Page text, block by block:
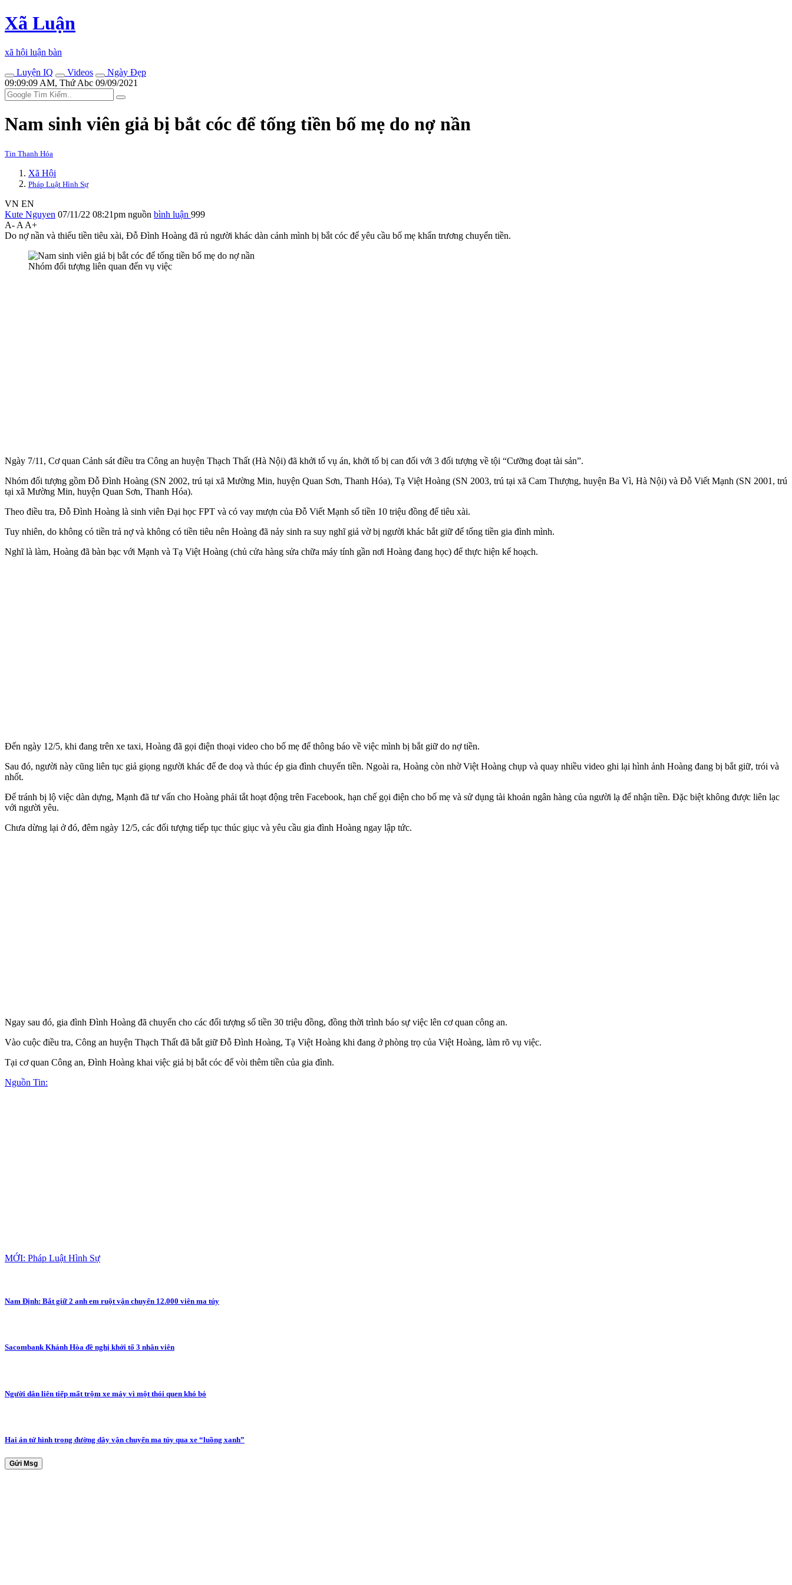
Xã Luận
xã hội luận bàn
Luyện IQ
Videos
Ngày Đẹp
09:09:09 AM, Thứ Abc 09/09/2021
Nam sinh viên giả bị bắt cóc để tống tiền bố mẹ do nợ nần
Tin Thanh Hóa
Xã Hội
Pháp Luật Hình Sự
VN EN
Kute Nguyen 07/11/22 08:21pm nguồn bình luận 999
A- A A+
Do nợ nần và thiếu tiền tiêu xài, Đỗ Đình Hoàng đã rủ người khác dàn cảnh mình bị bắt cóc để yêu cầu bố mẹ khẩn trương chuyển tiền.
Nhóm đối tượng liên quan đến vụ việc
Ngày 7/11, Cơ quan Cảnh sát điều tra Công an huyện Thạch Thất (Hà Nội) đã khởi tố vụ án, khởi tố bị can đối với 3 đối tượng về tội “Cưỡng đoạt tài sản”.
Nhóm đối tượng gồm Đỗ Đình Hoàng (SN 2002, trú tại xã Mường Min, huyện Quan Sơn, Thanh Hóa), Tạ Việt Hoàng (SN 2003, trú tại xã Cam Thượng, huyện Ba Vì, Hà Nội) và Đỗ Viết Mạnh (SN 2001, trú
tại xã Mường Min, huyện Quan Sơn, Thanh Hóa).
Theo điều tra, Đỗ Đình Hoàng là sinh viên Đại học FPT và có vay mượn của Đỗ Viết Mạnh số tiền 10 triệu đồng để tiêu xài.
Tuy nhiên, do không có tiền trả nợ và không có tiền tiêu nên Hoàng đã nảy sinh ra suy nghĩ giả vờ bị người khác bắt giữ để tống tiền gia đình mình.
Nghĩ là làm, Hoàng đã bàn bạc với Mạnh và Tạ Việt Hoàng (chủ cửa hàng sửa chữa máy tính gần nơi Hoàng đang học) để thực hiện kế hoạch.
Đến ngày 12/5, khi đang trên xe taxi, Hoàng đã gọi điện thoại video cho bố mẹ để thông báo về việc mình bị bắt giữ do nợ tiền.
Sau đó, người này cũng liên tục giả giọng người khác để đe doạ và thúc ép gia đình chuyển tiền. Ngoài ra, Hoàng còn nhờ Việt Hoàng chụp và quay nhiều video ghi lại hình ảnh Hoàng đang bị bắt giữ, trói và
nhốt.
Để tránh bị lộ việc dàn dựng, Mạnh đã tư vấn cho Hoàng phải tắt hoạt động trên Facebook, hạn chế gọi điện cho bố mẹ và sử dụng tài khoản ngân hàng của người lạ để nhận tiền. Đặc biệt không được liên lạc
với người yêu.
Chưa dừng lại ở đó, đêm ngày 12/5, các đối tượng tiếp tục thúc giục và yêu cầu gia đình Hoàng ngay lập tức.
Ngay sau đó, gia đình Đình Hoàng đã chuyển cho các đối tượng số tiền 30 triệu đồng, đồng thời trình báo sự việc lên cơ quan công an.
Vào cuộc điều tra, Công an huyện Thạch Thất đã bắt giữ Đỗ Đình Hoàng, Tạ Việt Hoàng khi đang ở phòng trọ của Việt Hoàng, làm rõ vụ việc.
Tại cơ quan Công an, Đình Hoàng khai việc giả bị bắt cóc để vòi thêm tiền của gia đình.
Nguồn Tin:
MỚI: Pháp Luật Hình Sự
Nam Định: Bắt giữ 2 anh em ruột vận chuyển 12.000 viên ma túy
Sacombank Khánh Hòa đề nghị khởi tố 3 nhân viên
Người dân liên tiếp mất trộm xe máy vì một thói quen khó bỏ
Hai án tử hình trong đường dây vận chuyển ma túy qua xe “luồng xanh”
Gửi Msg